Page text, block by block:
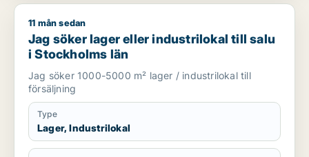
Jag söker lager eller industrilokal till salu i Stockholms län
11 mån sedan
Jag söker lager eller industrilokal till salu
i Stockholms län
Jag söker 1000-5000 m² lager / industrilokal till
försäljning
Type
Lager, Industrilokal